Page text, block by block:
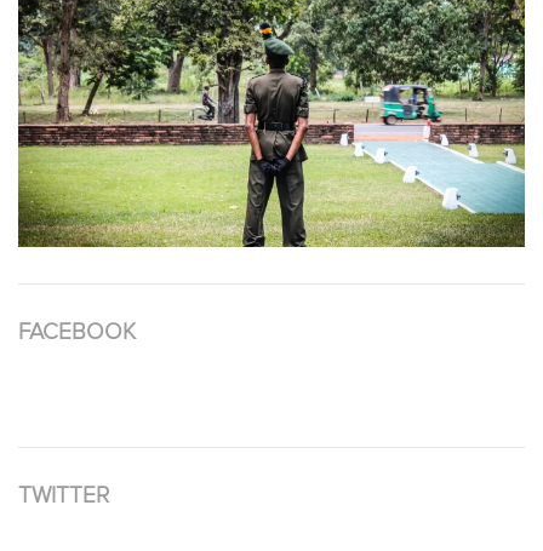
FACEBOOK
TWITTER